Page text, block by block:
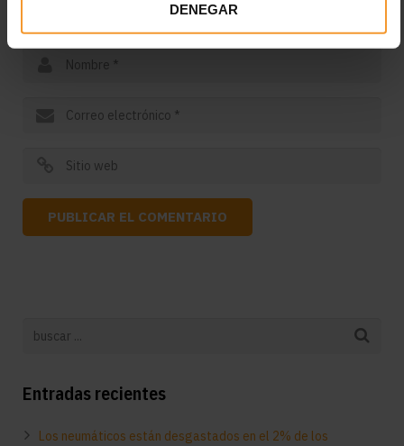
DENEGAR
Entradas recientes
Los neumáticos están desgastados en el 2% de los